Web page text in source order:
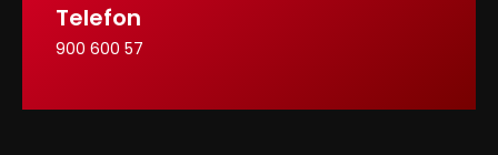
Telefon
900 600 57